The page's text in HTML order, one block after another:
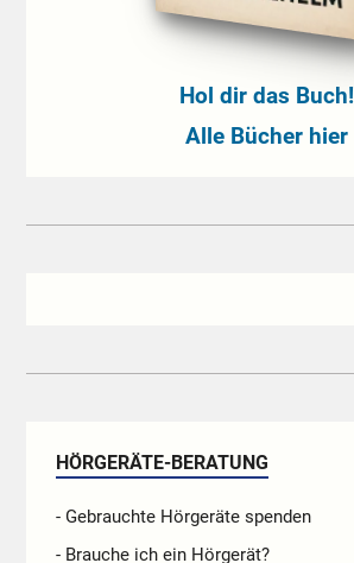
Hol dir das Buch!
Alle Bücher hier
HÖRGERÄTE-BERATUNG
- Gebrauchte Hörgeräte spenden
- Brauche ich ein Hörgerät?